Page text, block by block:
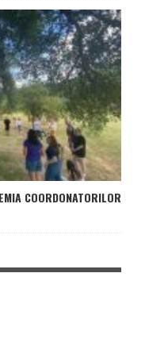
COORDONATORILOR